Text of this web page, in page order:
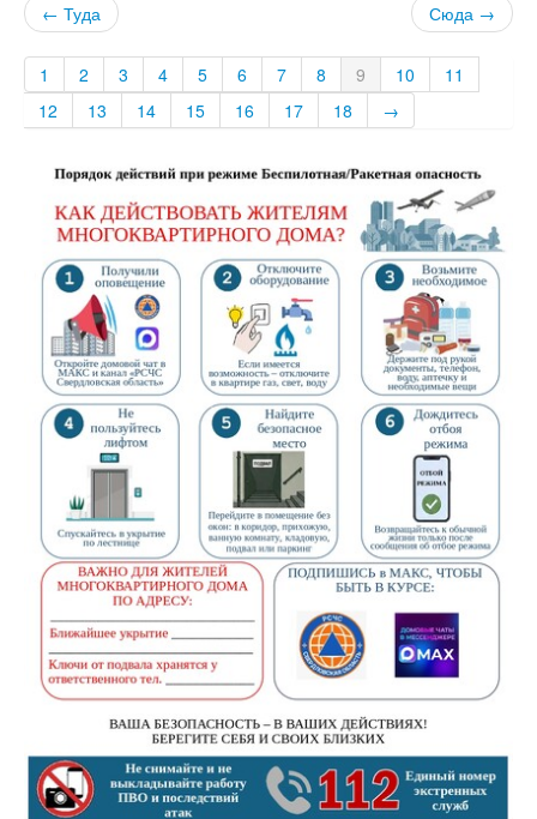
← Туда Сюда →
1 2 3 4 5 6 7 8 9 10
11
12
13 14 15 16 17 18 →